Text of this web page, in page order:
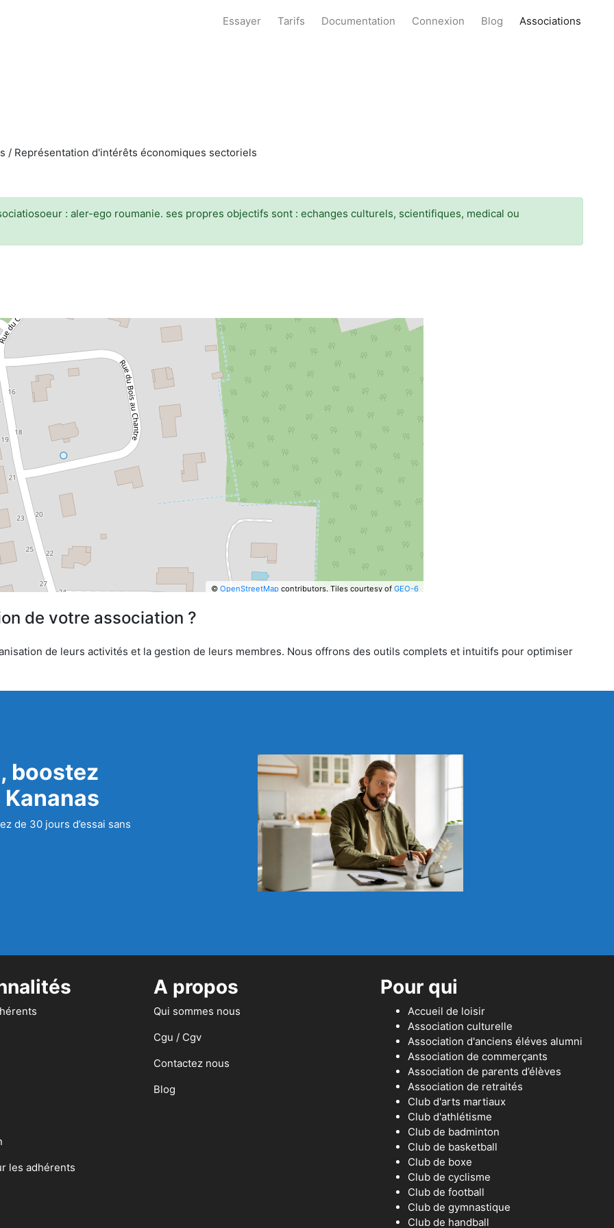
Essayer Tarifs Documentation Connexion Blog Associations
/ Représentation d'intérêts économiques sectoriels
: aler-ego roumanie. ses propres objectifs sont : echanges culturels, scientifiques, medical ou
© OpenStreetMapcontributors. Tiles courtesy of GEO-6
de votre association ?
de leurs activités et la gestion de leurs membres. Nous offrons des outils complets et intuitifs pour optimiser
boostez
de 30 jours d’essai sans
les adhérents
A propos
Qui sommes nous
Cgu / Cgv
Contactez nous
Blog
Pour qui
Accueil de loisir
Association culturelle
Association d'anciens éléves alumni
Association de commerçants
Association de parents d’élèves
Association de retraités
Club d'arts martiaux
Club d'athlétisme
Club de badminton
Club de basketball
Club de boxe
Club de cyclisme
Club de football
Club de gymnastique
Club de handball